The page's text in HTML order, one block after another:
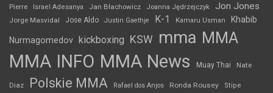
Pierre
Israel Adesanya Jan Błachowicz Joanna Jędrzejczyk Jon Jones
Jorge Masvidal Jose Aldo Justin Gaethje K-1 Kamaru Usman Khabib
Nurmagomedov kickboxing KSW mma MMA
MMA INFO MMA News Muay Thai Nate
Diaz Polskie MMA Rafael dos Anjos Ronda Rousey Stipe